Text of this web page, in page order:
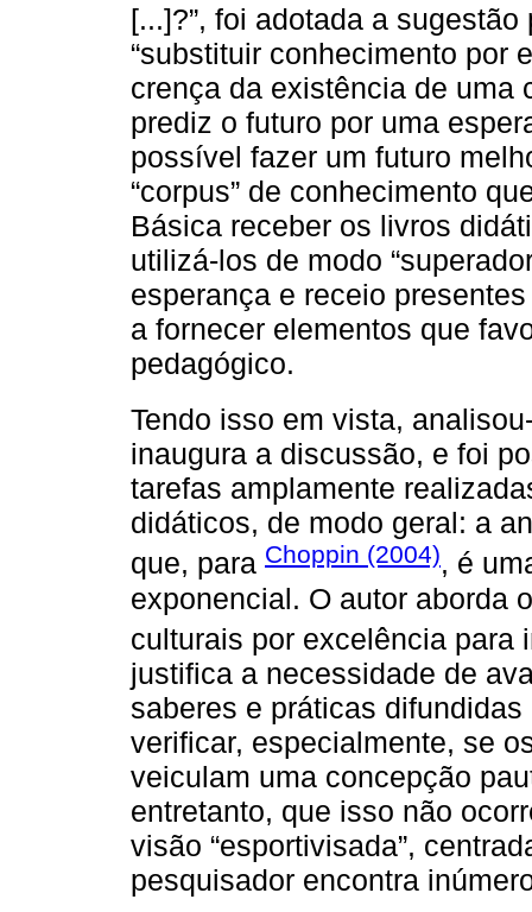
[...]?”, foi adotada a
“substituir conhecimento por
crença da existência de uma
prediz o futuro por uma
possível fazer um futuro
“corpus” de conhecimento
Básica receber os livros
utilizá-los de modo
esperança e receio
a fornecer elementos que
pedagógico.
Tendo isso em vista,
inaugura a discussão, e foi
tarefas amplamente
didáticos, de modo geral: a
que, para Choppin (2004), é
exponencial. O autor aborda
culturais por excelência para
justifica a necessidade de
saberes e práticas
verificar, especialmente, se
veiculam uma concepção
entretanto, que isso não
visão “esportivisada”,
pesquisador encontra